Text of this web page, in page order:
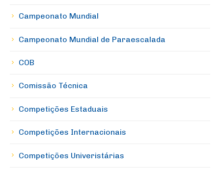
Campeonato Mundial
Campeonato Mundial de Paraescalada
COB
Comissão Técnica
Competições Estaduais
Competições Internacionais
Competições Univeristárias